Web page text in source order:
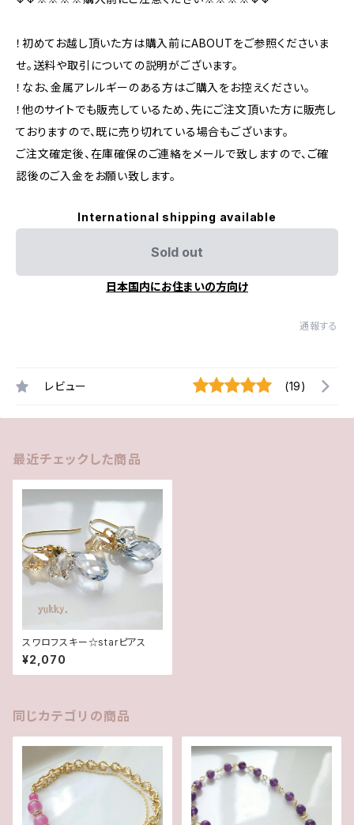
！初めてお越し頂いた方は購入前にABOUTをご参照くださいま
せ。送料や取引についての説明がございます。
！なお、金属アレルギーのある方はご購入をお控えください。
！他のサイトでも販売しているため、先にご注文頂いた方に販売し
ておりますので、既に売り切れている場合もございます。
ご注文確定後、在庫確保のご連絡をメールで致しますので、ご確
認後のご入金をお願い致します。
International shipping available
Sold out
日本国内にお住まいの方向け
通報する
レビュー (19)
最近チェックした商品
スワロフスキー☆starピアス
¥2,070
同じカテゴリの商品